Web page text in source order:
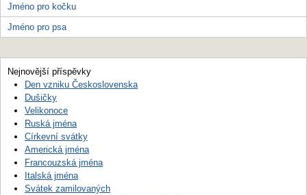
Jméno pro kočku
Jméno pro psa
Nejnovější příspěvky
Den vzniku Československa
Dušičky
Velikonoce
Ruská jména
Církevní svátky
Americká jména
Francouzská jména
Italská jména
Svátek zamilovaných